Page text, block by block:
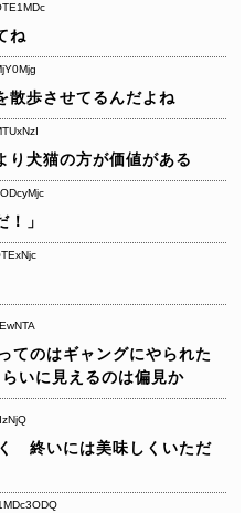
ね
散歩させてるんだよね
り犬猫の方が価値がある
」
てのはギャングにやられた
いに見えるのは偏見か
終いには美味しくいただ